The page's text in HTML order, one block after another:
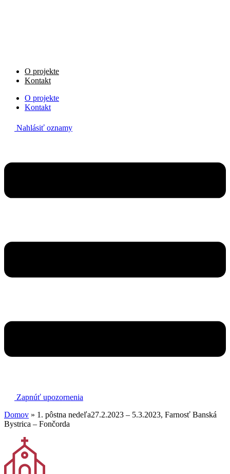
O projekte
Kontakt
O projekte
Kontakt
Nahlásiť oznamy
Zapnúť upozornenia
Domov » 1. pôstna nedeľa27.2.2023 – 5.3.2023, Farnosť Banská
Bystrica – Fončorda